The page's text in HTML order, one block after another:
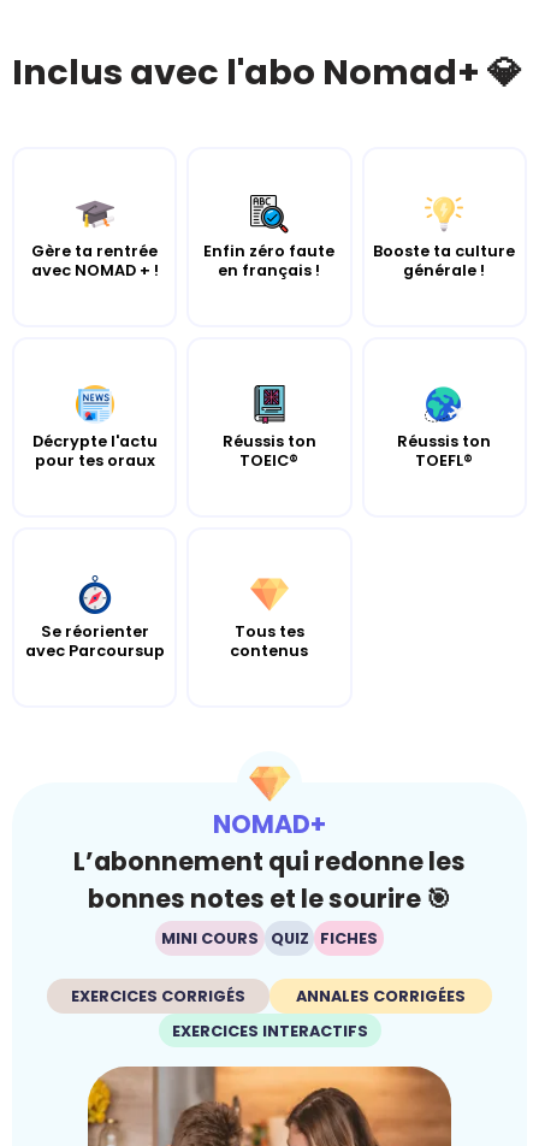
Inclus avec l'abo Nomad+ 💎
Gère ta rentrée
avec NOMAD + !
Enfin zéro faute
en français !
Booste ta culture
générale !
Décrypte l'actu
pour tes oraux
Réussis ton
TOEIC®
Réussis ton
TOEFL®
Se réorienter
avec Parcoursup
Tous tes
contenus
NOMAD+
L’abonnement qui redonne les
bonnes notes et le sourire 🎯
MINI COURS QUIZ FICHES
EXERCICES CORRIGÉS
ANNALES CORRIGÉES
EXERCICES INTERACTIFS